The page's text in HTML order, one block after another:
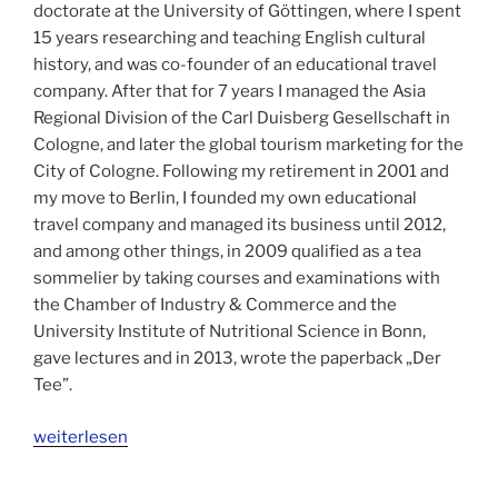
doctorate at the University of Göttingen, where I spent
15 years researching and teaching English cultural
history, and was co-founder of an educational travel
company. After that for 7 years I managed the Asia
Regional Division of the Carl Duisberg Gesellschaft in
Cologne, and later the global tourism marketing for the
City of Cologne. Following my retirement in 2001 and
my move to Berlin, I founded my own educational
travel company and managed its business until 2012,
and among other things, in 2009 qualified as a tea
sommelier by taking courses and examinations with
the Chamber of Industry & Commerce and the
University Institute of Nutritional Science in Bonn,
gave lectures and in 2013, wrote the paperback „Der
Tee”.
„Questions
weiterlesen